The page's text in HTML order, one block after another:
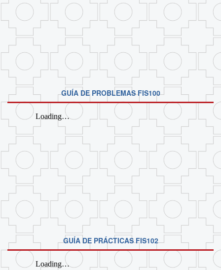
GUÍA DE PROBLEMAS FIS100
GUÍA DE PRÁCTICAS FIS102